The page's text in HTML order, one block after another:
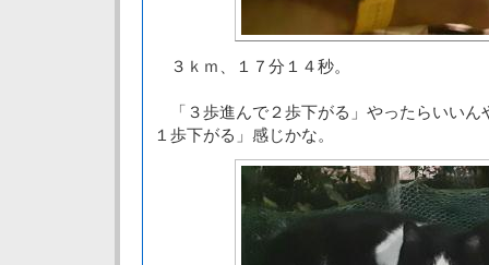
３ｋｍ、１７分１４秒。
「３歩進んで２歩下がる」やったらいいん
１歩下がる」感じかな。